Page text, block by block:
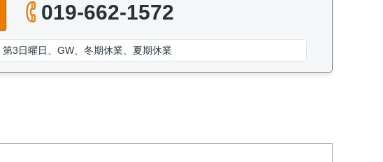
019-662-1572
第3日曜日、GW、冬期休業、夏期休業